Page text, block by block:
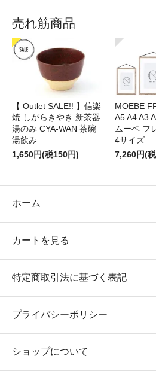
売れ筋商品
【 Outlet SALE!! 】信楽
焼 しがらきやき 新茶器
湯のみ CYA-WAN 茶碗
湯飲み
1,650円(税150円)
MOEBE
A5 A4 A3
ムーベ フ
4サイズ
7,260円(
ホーム
カートを見る
特定商取引法に基づく表記
プライバシーポリシー
ショップについて